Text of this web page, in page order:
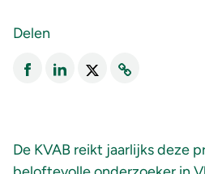
Delen
De KVAB reikt jaarlijks deze